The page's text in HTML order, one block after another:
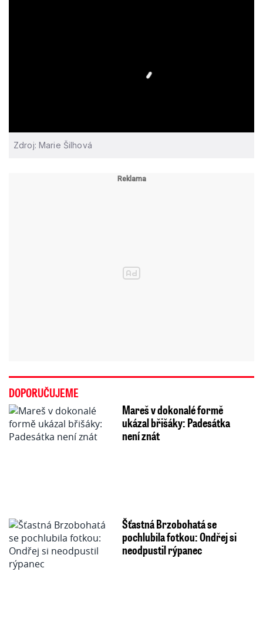
Zdroj: Marie Šilhová
DOPORUČUJEME
Mareš v dokonalé formě
ukázal břišáky: Padesátka
není znát
Šťastná Brzobohatá se
pochlubila fotkou: Ondřej si
neodpustil rýpanec